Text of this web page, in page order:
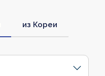
из Кореи